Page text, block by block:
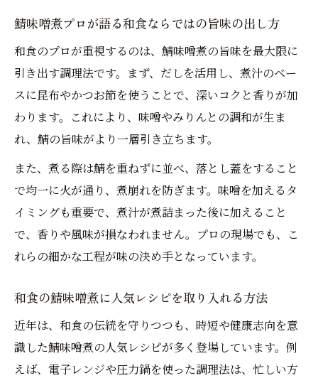
技
今日から始める失敗しない和食鯖味噌煮
和食初心者が押さえるべき鯖味噌煮の下処
和食の落とし蓋テクニックで煮崩れを防ぐ
和食の王道！鯖味噌煮の仕上げと盛り付け
術
方法
鯖味噌煮プロが語る和食ならではの旨味の出し方
和食のプロが重視するのは、鯖味噌煮の旨味を最大限に
引き出す調理法です。まず、だしを活用し、煮汁のベー
スに昆布やかつお節を使うことで、深いコクと香りが加
わります。これにより、味噌やみりんとの調和が生ま
れ、鯖の旨味がより一層引き立ちます。
また、煮る際は鯖を重ねずに並べ、落とし蓋をすること
で均一に火が通り、煮崩れを防ぎます。味噌を加えるタ
イミングも重要で、煮汁が煮詰まった後に加えること
で、香りや風味が損なわれません。プロの現場でも、こ
れらの細かな工程が味の決め手となっています。
和食の鯖味噌煮に人気レシピを取り入れる方法
近年は、和食の伝統を守りつつも、時短や健康志向を意
識した鯖味噌煮の人気レシピが多く登場しています。例
えば、電子レンジや圧力鍋を使った調理法は、忙しい方